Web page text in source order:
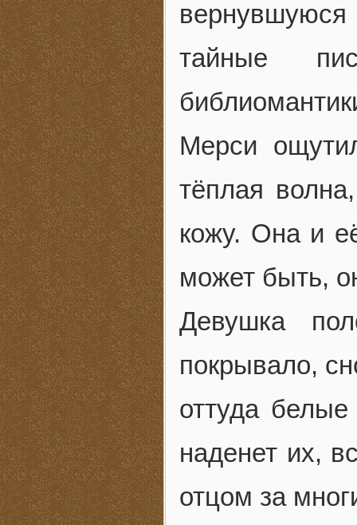
тайные
Мерси
тёплая
кожу. Она и
может быть,
Девушка
покрывало,
оттуда
наденет их,
отцом за